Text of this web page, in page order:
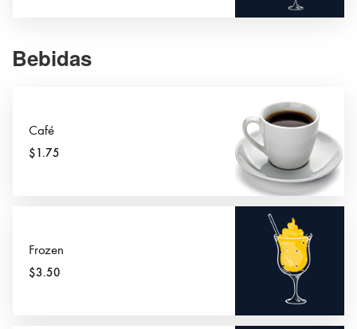
Bebidas
Café
$1.75
Frozen
$3.50